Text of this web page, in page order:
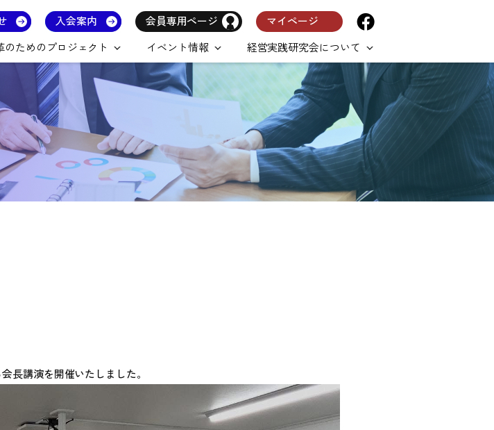
入会案内 会員専用ページ
マイページ
のためのプロジェクト イベント情報 経営実践研究会について
長講演を開催いたしました。